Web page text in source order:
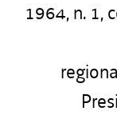
1964, n. 1,